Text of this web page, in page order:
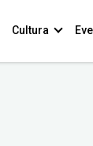
Cultura